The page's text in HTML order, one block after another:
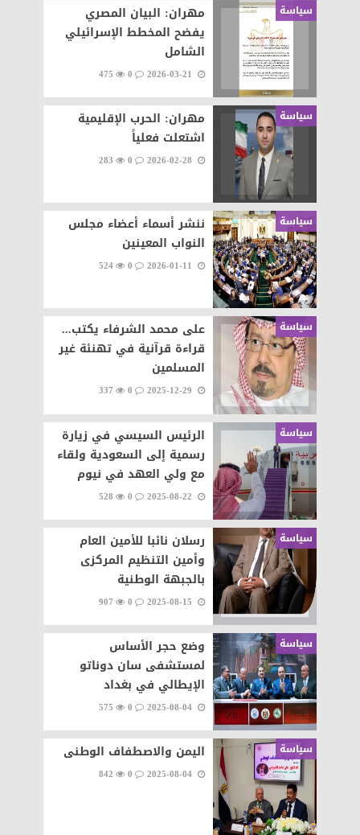
سياسة
مهران: البيان المصري
يفضح المخطط الإسرائيلي
الشامل
0
475
سياسة
مهران: الحرب الإقليمية
اشتعلت فعلياً
0
283
سياسة
ننشر أسماء أعضاء مجلس
النواب المعينين
0
524
سياسة
على محمد الشرفاء يكتب...
قراءة قرآنية في تهنئة غير
المسلمين
0
337
سياسة
الرئيس السيسي في زيارة
رسمية إلى السعودية ولقاء
مع ولي العهد في نيوم
0
528
سياسة
رسلان نائبا للأمين العام
وأمين التنظيم المركزى
بالجبهة الوطنية
0
907
سياسة
وضع حجر الأساس
لمستشفى سان دوناتو
الإيطالي في بغداد
2025-08-04
0
575
سياسة اليمن والاصطفاف الوطنى
2025-08-04
0
842